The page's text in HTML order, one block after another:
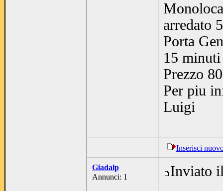
arredato
Porta
15
Prezzo
Per piu
Luigi
Inserisci
Giadalp
Annunci: 1
Inviato